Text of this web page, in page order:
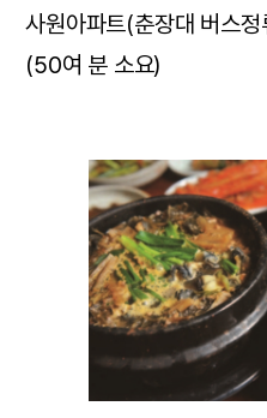
사원아파트(춘장대 버스
(50여 분 소요)